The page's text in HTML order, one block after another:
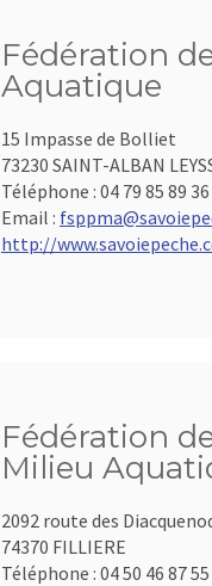
Fédération
Aquatique
15 Impasse de Bolliet
73230 SAINT-ALBAN
Téléphone : 04 79 85 89 36
Email :
http://
Fédération
Milieu
2092 route des
74370 FILLIERE
Téléphone : 04 50 46 87 55